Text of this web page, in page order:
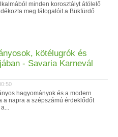
minden korosztályt átölelő
meg látogatóit a Bükfürdő
kötélugrók és
- Savaria Karnevál
hagyományok és a modern
a napra a szépszámú érdeklődőt